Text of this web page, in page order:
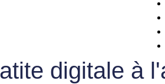
digitale à